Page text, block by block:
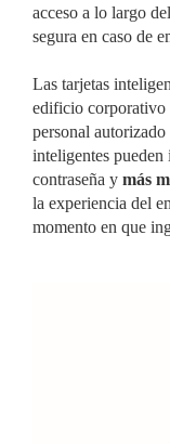
acceso a lo largo
segura en caso de
Las tarjetas
edificio corporativo
personal autorizado
inteligentes
contraseña y más
la experiencia del
momento en que